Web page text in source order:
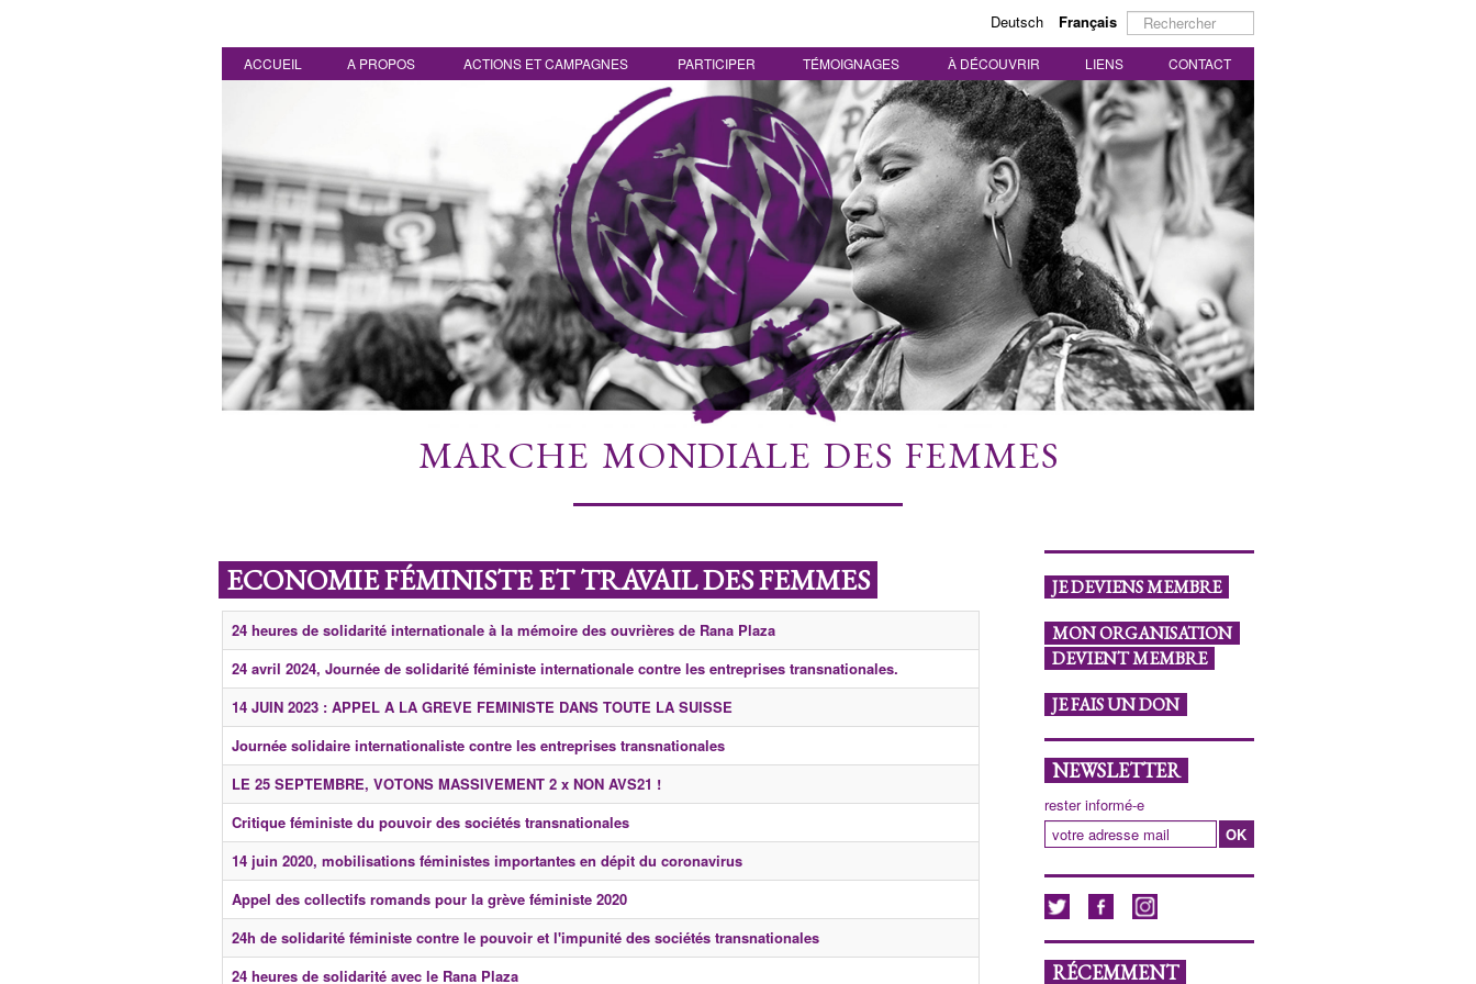
Deutsch Français Rechercher
ACCUEIL A PROPOS ACTIONS ET CAMPAGNES PARTICIPER TÉMOIGNAGES À DÉCOUVRIR LIENS CONTACT
MARCHE MONDIALE DES FEMMES
ECONOMIE FÉMINISTE ET TRAVAIL DES FEMMES
24 heures de solidarité internationale à la mémoire des ouvrières de Rana Plaza
24 avril 2024, Journée de solidarité féministe internationale contre les entreprises transnationales.
14 JUIN 2023 : APPEL A LA GREVE FEMINISTE DANS TOUTE LA SUISSE
Journée solidaire internationaliste contre les entreprises transnationales
LE 25 SEPTEMBRE, VOTONS MASSIVEMENT 2 x NON AVS21 !
Critique féministe du pouvoir des sociétés transnationales
14 juin 2020, mobilisations féministes importantes en dépit du coronavirus
Appel des collectifs romands pour la grève féministe 2020
24h de solidarité féministe contre le pouvoir et l'impunité des sociétés transnationales
24 heures de solidarité avec le Rana Plaza
JE DEVIENS MEMBRE
MON ORGANISATION
DEVIENT MEMBRE
JE FAIS UN DON
NEWSLETTER
rester informé-e
RÉCEMMENT